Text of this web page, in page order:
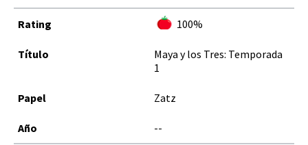
100%
Maya y los Tres: Temporada
1
Zatz
--